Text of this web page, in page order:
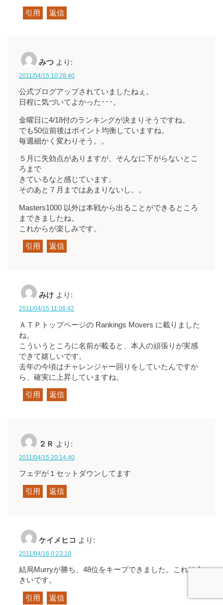
引用 返信
みつ より:
2011/04/15 10:28:40
公式ブログアップされていましたねぇ。
日程に気づいてよかった･･･。
金曜日に4/18付のランキングが決まりそうですね。
でも50位前後はポイント均衡していますね。
毎週細かく変わりそう。。
５月に失効点がありますが、そんなに下がらないとこ
ろまで
きているなと感じています。
そのあと７月まではあまりないし。。
Masters1000 以外は本戦から出ることができるところ
まできましたね。
これからが楽しみです。
引用 返信
みけ より:
2011/04/15 11:08:42
ＡＴＰトップページの Rankings Movers に載りました
ね。
こういうところに名前が載ると、本人の頑張りが実感
できて嬉しいです。
去年の今頃はチャレンジャー回りをしていたんですか
ら、確実に上昇していますね。
引用 返信
２Ｒ より:
2011/04/15 20:14:40
フェデが１セットダウンしてます
引用 返信
ケイメヒコ より:
2011/04/16 0:23:10
結局Murryが勝ち、48位をキープできました。これは大
きいです。
引用 返信